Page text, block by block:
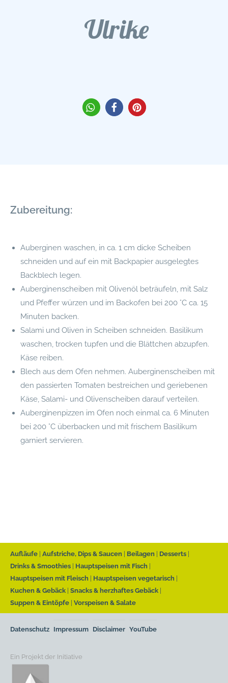
Ulrike
Zubereitung:
Auberginen waschen, in ca. 1 cm dicke Scheiben
schneiden und auf ein mit Backpapier ausgelegtes
Backblech legen.
Auberginenscheiben mit Olivenöl beträufeln, mit Salz
und Pfeffer würzen und im Backofen bei 200 °C ca. 15
Minuten backen.
Salami und Oliven in Scheiben schneiden. Basilikum
waschen, trocken tupfen und die Blättchen abzupfen.
Käse reiben.
Blech aus dem Ofen nehmen. Auberginenscheiben mit
den passierten Tomaten bestreichen und geriebenen
Käse, Salami- und Olivenscheiben darauf verteilen.
Auberginenpizzen im Ofen noch einmal ca. 6 Minuten
bei 200 °C überbacken und mit frischem Basilikum
garniert servieren.
Aufläufe Aufstriche, Dips & Saucen Beilagen
Desserts
Drinks & Smoothies
Hauptspeisen mit Fisch
Hauptspeisen mit Fleisch
Hauptspeisen vegetarisch
Kuchen & Gebäck Snacks & herzhaftes Gebäck
Suppen & Eintöpfe Vorspeisen & Salate
Datenschutz Impressum Disclaimer YouTube
Ein Projekt der Initiative